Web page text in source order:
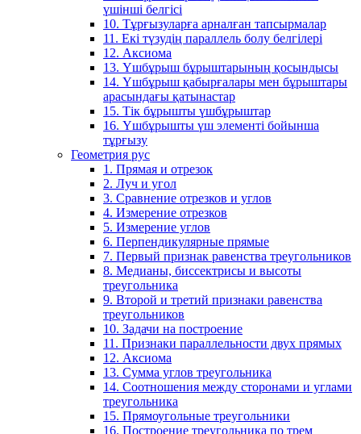
үшінші белгісі
10. Тұрғызуларға арналған тапсырмалар
11. Екі түзудің параллель болу белгілері
12. Аксиома
13. Үшбұрыш бұрыштарының қосындысы
14. Үшбұрыш қабырғалары мен бұрыштары
арасындағы қатынастар
15. Тік бұрышты үшбұрыштар
16. Үшбұрышты үш элементі бойынша
тұрғызу
Геометрия рус
1. Прямая и отрезок
2. Луч и угол
3. Сравнение отрезков и углов
4. Измерение отрезков
5. Измерение углов
6. Перпендикулярные прямые
7. Первый признак равенства треугольников
8. Медианы, биссектрисы и высоты
треугольника
9. Второй и третий признаки равенства
треугольников
10. Задачи на построение
11. Признаки параллельности двух прямых
12. Аксиома
13. Сумма углов треугольника
14. Соотношения между сторонами и углами
треугольника
15. Прямоугольные треугольники
16. Построение треугольника по трем